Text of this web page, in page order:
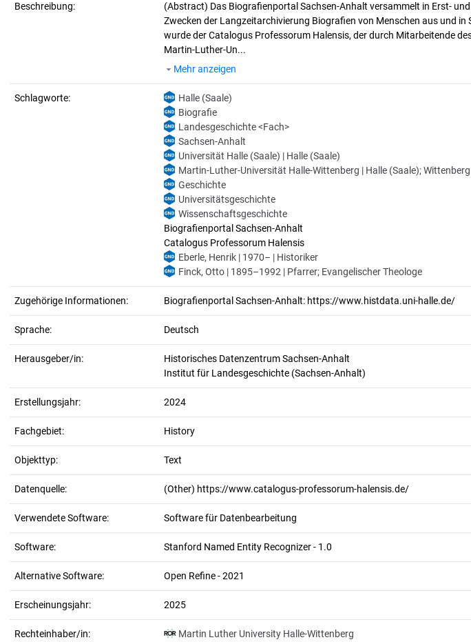
Beschreibung: (Abstract) Das Biografienportal Sachsen-Anhalt versammelt in Erst-
Zwecken der Langzeitarchivierung Biografien von Menschen aus und in
wurde der Catalogus Professorum Halensis, der durch Mitarbeitende
Martin-Luther-Un...
Mehr anzeigen
Schlagworte:
Halle (Saale)
Biografie
Landesgeschichte <Fach>
Sachsen-Anhalt
Universität Halle (Saale) | Halle (Saale)
Martin-Luther-Universität Halle-Wittenberg | Halle (Saale); Wittenberg
Geschichte
Universitätsgeschichte
Wissenschaftsgeschichte
Biografienportal Sachsen-Anhalt
Catalogus Professorum Halensis
Eberle, Henrik | 1970– | Historiker
Finck, Otto | 1895–1992 | Pfarrer; Evangelischer Theologe
Zugehörige Informationen: Biografienportal Sachsen-Anhalt: https://www.histdata.uni-halle.de/
Sprache: Deutsch
Herausgeber/in:
Historisches Datenzentrum Sachsen-Anhalt
Institut für Landesgeschichte (Sachsen-Anhalt)
Erstellungsjahr: 2024
Fachgebiet: History
Objekttyp: Text
Datenquelle: (Other) https://www.catalogus-professorum-halensis.de/
Verwendete Software: Software für Datenbearbeitung
Software: Stanford Named Entity Recognizer - 1.0
Alternative Software: Open Refine - 2021
Erscheinungsjahr: 2025
Rechteinhaber/in: Martin Luther University Halle-Wittenberg